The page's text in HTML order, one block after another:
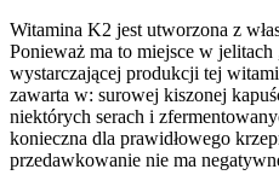
Witamina K2 jest utworzona z
Ponieważ ma to miejsce w
wystarczającej produkcji tej
zawarta w: surowej kiszonej
niektórych serach i
konieczna dla prawidłowego
przedawkowanie nie ma